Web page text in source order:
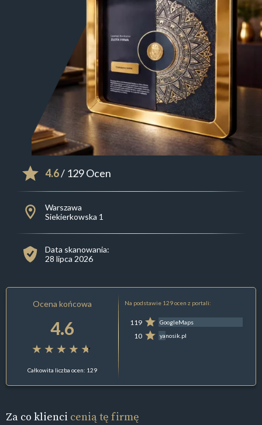
4.6/ 129 Ocen
Warszawa
Siekierkowska 1
Data skanowania:
28 lipca 2026
Ocena końcowa
4.6
Całkowita liczba ocen: 129
Na podstawie 129 ocen z portali:
119 GoogleMaps
10 yanosik.pl
Za co klienci cenią tę firmę